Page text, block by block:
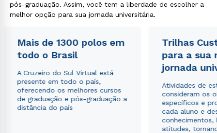
pós-graduação. Assim, você tem a liberdade de escolher a
melhor opção para sua jornada universitária.
Mais de 1300 polos em
todo o Brasil
A Cruzeiro do Sul Virtual está
presente em todo o país,
oferecendo os melhores cursos
de graduação e pós-graduação a
distância do país
Trilhas
para a sua
jornada
Atividades de
consideram os
específicos e
cada aluno e
conhecimentos,
atitudes,